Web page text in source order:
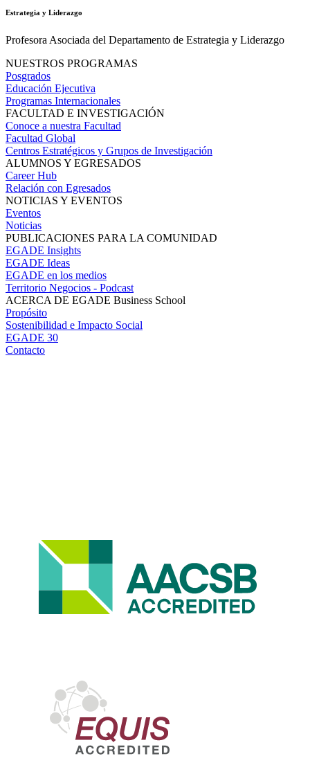
Estrategia y Liderazgo
Profesora Asociada del Departamento de Estrategia y Liderazgo
NUESTROS PROGRAMAS
Posgrados
Educación Ejecutiva
Programas Internacionales
FACULTAD E INVESTIGACIÓN
Conoce a nuestra Facultad
Facultad Global
Centros Estratégicos y Grupos de Investigación
ALUMNOS Y EGRESADOS
Career Hub
Relación con Egresados
NOTICIAS Y EVENTOS
Eventos
Noticias
PUBLICACIONES PARA LA COMUNIDAD
EGADE Insights
EGADE Ideas
EGADE en los medios
Territorio Negocios - Podcast
ACERCA DE EGADE Business School
Propósito
Sostenibilidad e Impacto Social
EGADE 30
Contacto